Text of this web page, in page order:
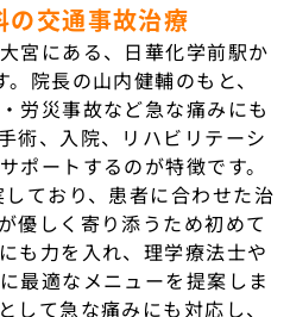
の交通事故治療
宮にある、日華化学前駅か
院長の山内健輔のもと、
労災事故など急な痛みにも
術、入院、リハビリテーシ
ポートするのが特徴です。
ており、患者に合わせた治
優しく寄り添うため初めて
も力を入れ、理学療法士や
最適なメニューを提案しま
して急な痛みにも対応し、